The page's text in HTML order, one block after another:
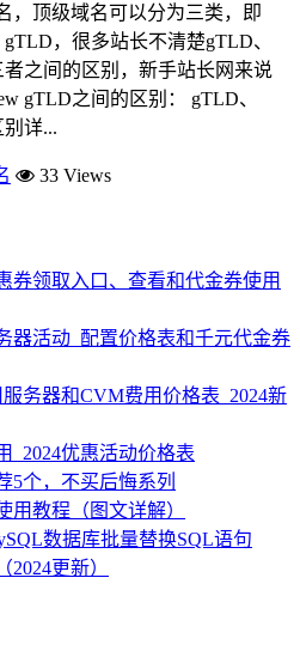
，顶级域名可以分为三类，即
，很多站长不清楚gTLD、
之间的区别，新手站长网来说
gTLD之间的区别： gTLD、
详...
33 Views
券领取入口、查看和代金券使用
器活动_配置价格表和千元代金券
务器和CVM费用价格表_2024新
_2024优惠活动价格表
5个，不买后悔系列
用教程（图文详解）
数据库批量替换SQL语句
更新）